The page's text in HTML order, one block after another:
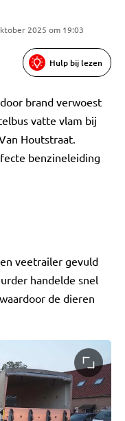
2025 om 19:03
Hulp bij lezen
brand verwoest
vatte vlam bij
Houtstraat.
benzineleiding
veetrailer gevuld
handelde snel
de dieren